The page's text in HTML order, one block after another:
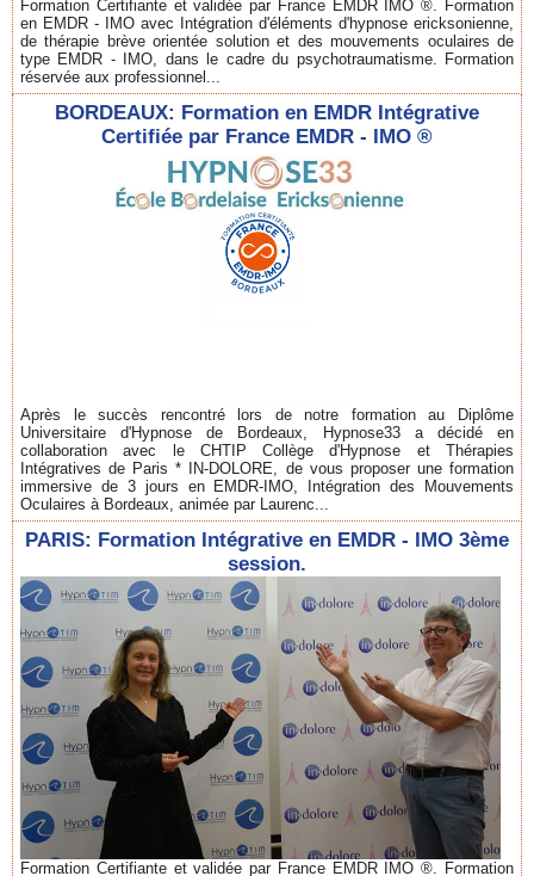
Formation Certifiante et validée par France EMDR IMO ®. Formation
en EMDR - IMO avec Intégration d'éléments d'hypnose ericksonienne,
de thérapie brève orientée solution et des mouvements oculaires de
type EMDR - IMO, dans le cadre du psychotraumatisme. Formation
réservée aux professionnel...
BORDEAUX: Formation en EMDR Intégrative
Certifiée par France EMDR - IMO ®
Après le succès rencontré lors de notre formation au Diplôme
Universitaire d'Hypnose de Bordeaux, Hypnose33 a décidé en
collaboration avec le CHTIP Collège d'Hypnose et Thérapies
Intégratives de Paris * IN-DOLORE, de vous proposer une formation
immersive de 3 jours en EMDR-IMO, Intégration des Mouvements
Oculaires à Bordeaux, animée par Laurenc...
PARIS: Formation Intégrative en EMDR - IMO 3ème
session.
Formation Certifiante et validée par France EMDR IMO ®. Formation